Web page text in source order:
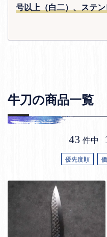
号以上（白二）、ステン
牛刀の商品一覧
優先度順
43 件中